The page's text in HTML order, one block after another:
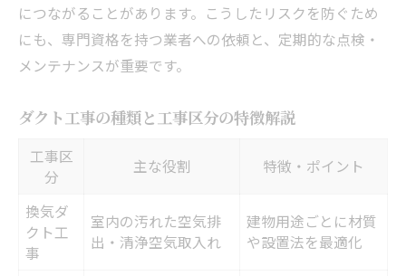
につながることがあります。こうしたリスクを防ぐため
にも、専門資格を持つ業者への依頼と、定期的な点検・
メンテナンスが重要です。
ダクト工事の種類と工事区分の特徴解説
工事区
分
主な役割 特徴・ポイント
換気ダ
クト工
事
室内の汚れた空気排
出・清浄空気取入れ
建物用途ごとに材質
や設置法を最適化